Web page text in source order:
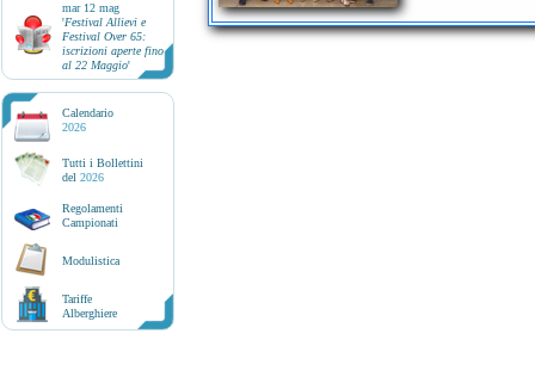
mar 12 mag
'Festival Allievi e
Festival Over 65:
iscrizioni aperte fino
al 22 Maggio'
Calendario
2026
Tutti i Bollettini
del 2026
Regolamenti
Campionati
Modulistica
Tariffe
Alberghiere